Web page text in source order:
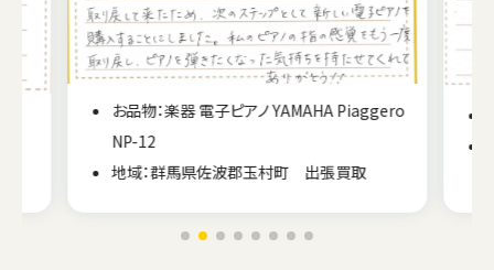
お品物：楽器 電子ドラム Roland TD-17-L
地域：群馬県高崎市 出張買取